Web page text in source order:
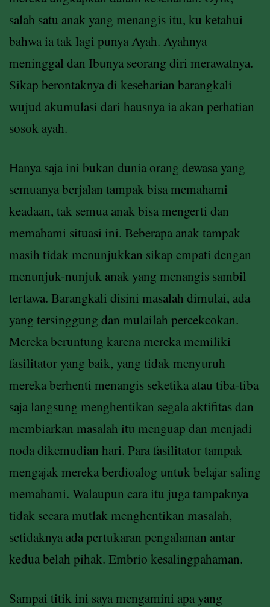
salah satu anak yang menangis itu, ku ketahui
bahwa ia tak lagi punya Ayah. Ayahnya
meninggal dan Ibunya seorang diri merawatnya.
Sikap berontaknya di keseharian barangkali
wujud akumulasi dari hausnya ia akan perhatian
sosok ayah.
Hanya saja ini bukan dunia orang dewasa yang
semuanya berjalan tampak bisa memahami
keadaan, tak semua anak bisa mengerti dan
memahami situasi ini. Beberapa anak tampak
masih tidak menunjukkan sikap empati dengan
menunjuk-nunjuk anak yang menangis sambil
tertawa. Barangkali disini masalah dimulai, ada
yang tersinggung dan mulailah percekcokan.
Mereka beruntung karena mereka memiliki
fasilitator yang baik, yang tidak menyuruh
mereka berhenti menangis seketika atau tiba-tiba
saja langsung menghentikan segala aktifitas dan
membiarkan masalah itu menguap dan menjadi
noda dikemudian hari. Para fasilitator tampak
mengajak mereka berdioalog untuk belajar saling
memahami. Walaupun cara itu juga tampaknya
tidak secara mutlak menghentikan masalah,
setidaknya ada pertukaran pengalaman antar
kedua belah pihak. Embrio kesalingpahaman.
Sampai titik ini saya mengamini apa yang